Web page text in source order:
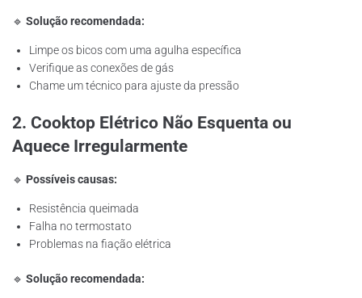
🔹 Solução recomendada:
Limpe os bicos com uma agulha específica
Verifique as conexões de gás
Chame um técnico para ajuste da pressão
2. Cooktop Elétrico Não Esquenta ou
Aquece Irregularmente
🔹 Possíveis causas:
Resistência queimada
Falha no termostato
Problemas na fiação elétrica
🔹 Solução recomendada: